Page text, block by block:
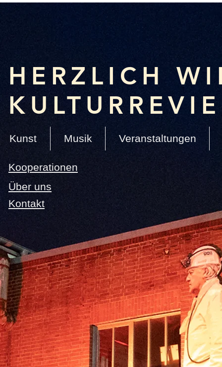
HERZLICH
Kunst Musik Veranstaltungen
Kooperationen
Über uns
Kontakt